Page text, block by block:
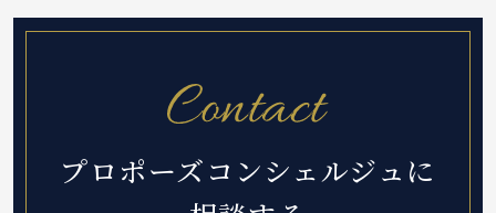
プロポーズコンシェルジュに